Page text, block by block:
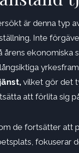
är denna typ
Inte
ekonomiska
vilket gör det
att förlita sig
de fortsätter att
fokuserar